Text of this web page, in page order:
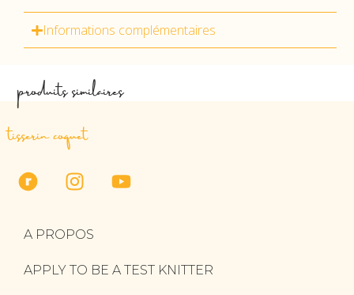
Informations complémentaires
produits similaires
tisserin coquet
A PROPOS
APPLY TO BE A TEST KNITTER